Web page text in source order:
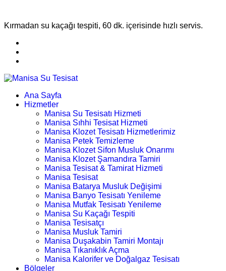
Kırmadan su kaçağı tespiti, 60 dk. içerisinde hızlı servis.
Ana Sayfa
Hizmetler
Manisa Su Tesisatı Hizmeti
Manisa Sıhhi Tesisat Hizmeti
Manisa Klozet Tesisatı Hizmetlerimiz
Manisa Petek Temizleme
Manisa Klozet Sifon Musluk Onarımı
Manisa Klozet Şamandıra Tamiri
Manisa Tesisat & Tamirat Hizmeti
Manisa Tesisat
Manisa Batarya Musluk Değişimi
Manisa Banyo Tesisatı Yenileme
Manisa Mutfak Tesisatı Yenileme
Manisa Su Kaçağı Tespiti
Manisa Tesisatçı
Manisa Musluk Tamiri
Manisa Duşakabin Tamiri Montajı
Manisa Tıkanıklık Açma
Manisa Kalorifer ve Doğalgaz Tesisatı
Bölgeler